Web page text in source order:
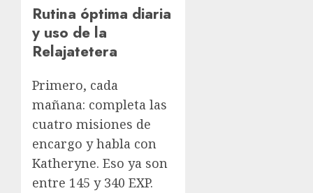
Rutina óptima diaria
y uso de la
Relajatetera
Primero, cada
mañana: completa las
cuatro misiones de
encargo y habla con
Katheryne. Eso ya son
entre 145 y 340 EXP.